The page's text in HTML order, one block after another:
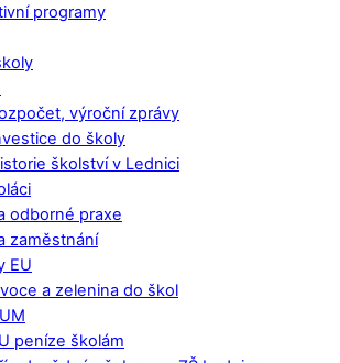
programy
výroční zprávy
do školy
školství v Lednici
odborné praxe
zaměstnání
EU
a zelenina do škol
peníze školám